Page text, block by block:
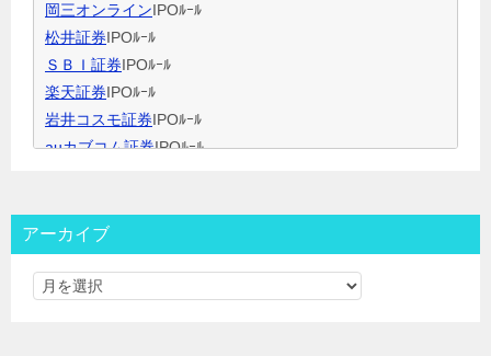
岡三オンラインIPOﾙｰﾙ
松井証券IPOﾙｰﾙ
ＳＢＩ証券IPOﾙｰﾙ
楽天証券IPOﾙｰﾙ
岩井コスモ証券IPOﾙｰﾙ
auカブコム証券IPOﾙｰﾙ
三菱ＵＦＪ証券
みずほ証券IPOﾙｰﾙ
ＳＭＢＣ日興証券
アーカイブ